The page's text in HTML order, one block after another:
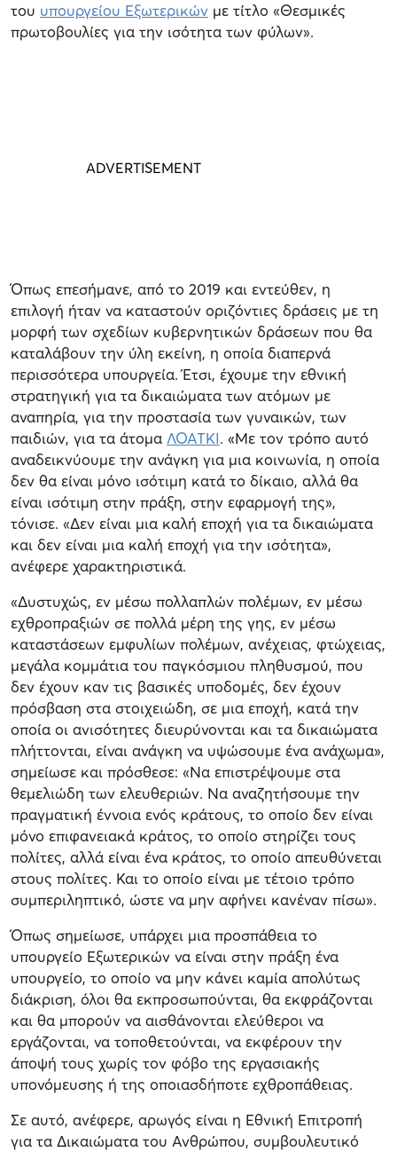
του υπουργείου Εξωτερικών με τίτλο «Θεσμικές
πρωτοβουλίες για την ισότητα των φύλων».
Όπως επεσήμανε, από το 2019 και εντεύθεν, η
επιλογή ήταν να καταστούν οριζόντιες δράσεις με τη
μορφή των σχεδίων κυβερνητικών δράσεων που θα
καταλάβουν την ύλη εκείνη, η οποία διαπερνά
περισσότερα υπουργεία. Έτσι, έχουμε την εθνική
στρατηγική για τα δικαιώματα των ατόμων με
αναπηρία, για την προστασία των γυναικών, των
παιδιών, για τα άτομα ΛΟΑΤΚΙ. «Με τον τρόπο αυτό
αναδεικνύουμε την ανάγκη για μια κοινωνία, η οποία
δεν θα είναι μόνο ισότιμη κατά το δίκαιο, αλλά θα
είναι ισότιμη στην πράξη, στην εφαρμογή της»,
τόνισε. «Δεν είναι μια καλή εποχή για τα δικαιώματα
και δεν είναι μια καλή εποχή για την ισότητα»,
ανέφερε χαρακτηριστικά.
«Δυστυχώς, εν μέσω πολλαπλών πολέμων, εν μέσω
εχθροπραξιών σε πολλά μέρη της γης, εν μέσω
καταστάσεων εμφυλίων πολέμων, ανέχειας, φτώχειας,
μεγάλα κομμάτια του παγκόσμιου πληθυσμού, που
δεν έχουν καν τις βασικές υποδομές, δεν έχουν
πρόσβαση στα στοιχειώδη, σε μια εποχή, κατά την
οποία οι ανισότητες διευρύνονται και τα δικαιώματα
πλήττονται, είναι ανάγκη να υψώσουμε ένα ανάχωμα»,
σημείωσε και πρόσθεσε: «Να επιστρέψουμε στα
θεμελιώδη των ελευθεριών. Να αναζητήσουμε την
πραγματική έννοια ενός κράτους, το οποίο δεν είναι
μόνο επιφανειακά κράτος, το οποίο στηρίζει τους
πολίτες, αλλά είναι ένα κράτος, το οποίο απευθύνεται
στους πολίτες. Και το οποίο είναι με τέτοιο τρόπο
συμπεριληπτικό, ώστε να μην αφήνει κανέναν πίσω».
Όπως σημείωσε, υπάρχει μια προσπάθεια το
υπουργείο Εξωτερικών να είναι στην πράξη ένα
υπουργείο, το οποίο να μην κάνει καμία απολύτως
διάκριση, όλοι θα εκπροσωπούνται, θα εκφράζονται
και θα μπορούν να αισθάνονται ελεύθεροι να
εργάζονται, να τοποθετούνται, να εκφέρουν την
άποψή τους χωρίς τον φόβο της εργασιακής
υπονόμευσης ή της οποιασδήποτε εχθροπάθειας.
Σε αυτό, ανέφερε, αρωγός είναι η Εθνική Επιτροπή
για τα Δικαιώματα του Ανθρώπου, συμβουλευτικό